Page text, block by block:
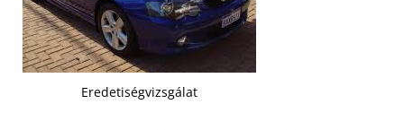
Eredetiségvizsgálat